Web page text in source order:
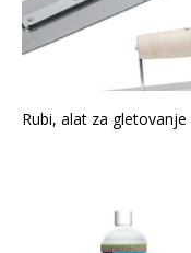
Rubi, alat za gletovanje